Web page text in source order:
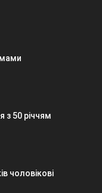
мами
з 50 річчям
чоловікові